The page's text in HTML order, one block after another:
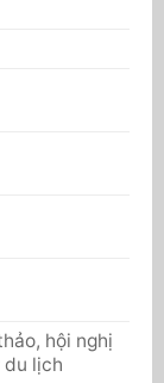
hội nghị
du lịch